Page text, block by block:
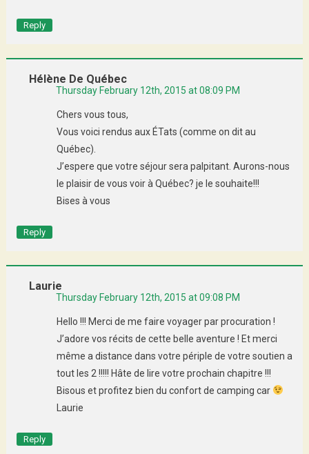
Reply
Hélène De Québec
Thursday February 12th, 2015 at 08:09 PM
Chers vous tous,
Vous voici rendus aux ÉTats (comme on dit au
Québec).
J’espere que votre séjour sera palpitant. Aurons-nous
le plaisir de vous voir à Québec? je le souhaite!!!
Bises à vous
Reply
Laurie
Thursday February 12th, 2015 at 09:08 PM
Hello !!! Merci de me faire voyager par procuration !
J’adore vos récits de cette belle aventure ! Et merci
même a distance dans votre périple de votre soutien a
tout les 2 !!!!! Hâte de lire votre prochain chapitre !!!
Bisous et profitez bien du confort de camping car
Laurie
Reply